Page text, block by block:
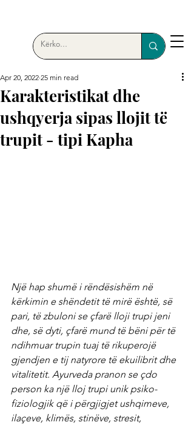
Karakteristikat dhe
ushqyerja sipas llojit të
trupit - tipi Kapha
Apr 20, 2022 25 min read
Një hap shumë i rëndësishëm në
kërkimin e shëndetit të mirë është, së
pari, të zbuloni se çfarë lloji trupi jeni
dhe, së dyti, çfarë mund të bëni për të
ndihmuar trupin tuaj të rikuperojë
gjendjen e tij natyrore të ekuilibrit dhe
vitalitetit. Ayurveda pranon se çdo
person ka një lloj trupi unik psiko-
fiziologjik që i përgjigjet ushqimeve,
ilaçeve, klimës, stinëve, stresit,